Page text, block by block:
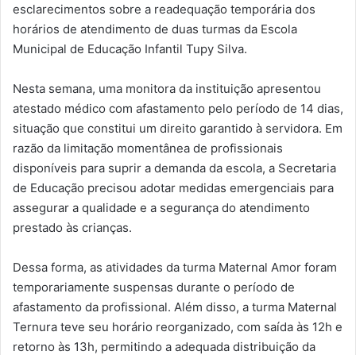
esclarecimentos sobre a readequação temporária dos
horários de atendimento de duas turmas da Escola
Municipal de Educação Infantil Tupy Silva.
Nesta semana, uma monitora da instituição apresentou
atestado médico com afastamento pelo período de 14 dias,
situação que constitui um direito garantido à servidora. Em
razão da limitação momentânea de profissionais
disponíveis para suprir a demanda da escola, a Secretaria
de Educação precisou adotar medidas emergenciais para
assegurar a qualidade e a segurança do atendimento
prestado às crianças.
Dessa forma, as atividades da turma Maternal Amor foram
temporariamente suspensas durante o período de
afastamento da profissional. Além disso, a turma Maternal
Ternura teve seu horário reorganizado, com saída às 12h e
retorno às 13h, permitindo a adequada distribuição da